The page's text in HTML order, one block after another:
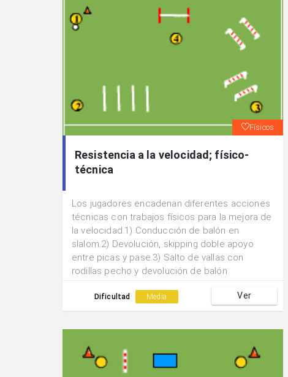
Físicos
Resistencia a la velocidad; físico-
técnica
Los jugadores encadenan diferentes acciones
técnicas con trabajos físicos para la mejora de
la velocidad.1) Conducción de balón en
slalom.2) Devolución, skipping doble apoyo
entre picas y pase.3) Salto de vallas con
rodillas pecho y devolución de balón
salto de valla y remate.
Dificultad Media Ver